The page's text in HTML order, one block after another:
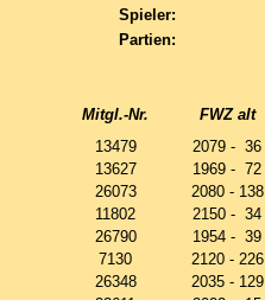
Spieler:
Partien:
Mitgl.-Nr. FWZ alt
13479 2079 - 36
13627 1969 - 72
26073 2080 - 138
11802 2150 - 34
26790 1954 - 39
7130 2120 - 226
26348 2035 - 129